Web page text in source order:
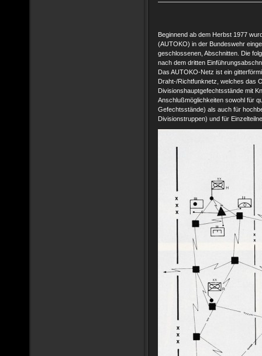
Beginnend ab dem Herbst 1977
(AUTOKO) in der Bundeswehr
geschlossenen, Abschnitten. Die
nach dem dritten
Das AUTOKO-Netz ist ein
Draht-/Richtfunknetz, welches das
Divisionshauptgefechtsstände mit
Anschlußmöglichkeiten sowohl für
Gefechtsstände) als auch für
Divisionstruppen) und für